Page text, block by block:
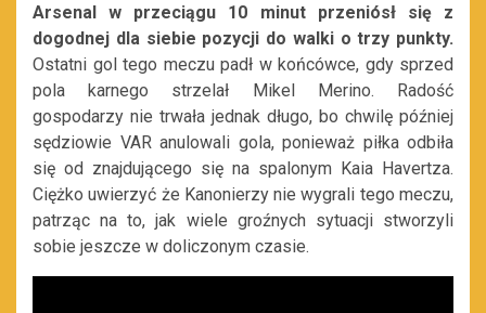
Arsenal w przeciągu 10 minut przeniósł się z
dogodnej dla siebie pozycji do walki o trzy punkty.
Ostatni gol tego meczu padł w końcówce, gdy sprzed
pola karnego strzelał Mikel Merino. Radość
gospodarzy nie trwała jednak długo, bo chwilę później
sędziowie VAR anulowali gola, ponieważ piłka odbiła
się od znajdującego się na spalonym Kaia Havertza.
Ciężko uwierzyć że Kanonierzy nie wygrali tego meczu,
patrząc na to, jak wiele groźnych sytuacji stworzyli
sobie jeszcze w doliczonym czasie.